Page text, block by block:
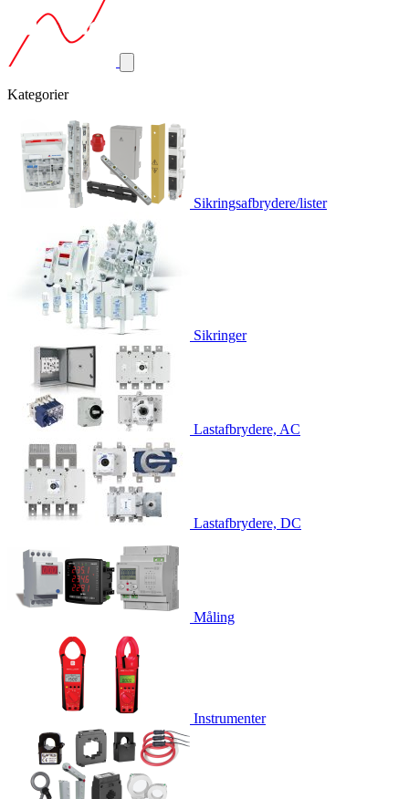
Kategorier
Sikringsafbrydere/lister
Sikringer
Lastafbrydere, AC
Lastafbrydere, DC
Måling
Instrumenter